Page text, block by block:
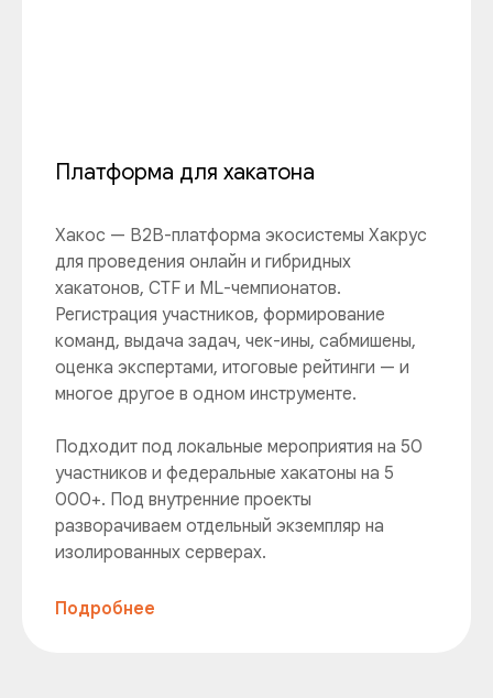
Платформа для хакатона
Хакос — B2B-платформа экосистемы Хакрус
для проведения онлайн и гибридных
хакатонов, CTF и ML-чемпионатов.
Регистрация участников, формирование
команд, выдача задач, чек-ины, сабмишены,
оценка экспертами, итоговые рейтинги — и
многое другое в одном инструменте.
Подходит под локальные мероприятия на 50
участников и федеральные хакатоны на 5
000+. Под внутренние проекты
разворачиваем отдельный экземпляр на
изолированных серверах.
Подробнее